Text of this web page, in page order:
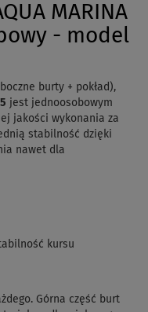
MARINA
- model
burty + pokład),
jest jednoosobowym
jakości wykonania za
stabilność dzięki
nawet dla
kursu
Górna część burt